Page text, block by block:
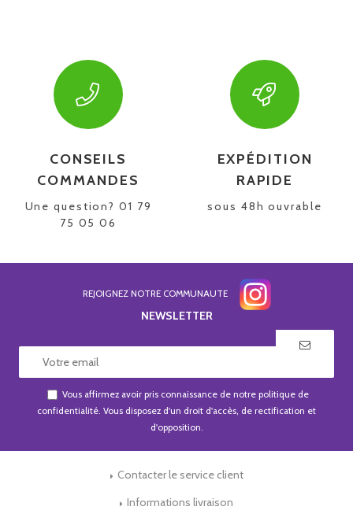
CONSEILS
COMMANDES
Une question? 01 79
75 05 06
EXPÉDITION
RAPIDE
sous 48h ouvrable
REJOIGNEZ NOTRE COMMUNAUTE
NEWSLETTER
Vous affirmez avoir pris connaissance de notre politique de
confidentialité. Vous disposez d'un droit d'accès, de rectification et
d'opposition.
Contacter le service client
Informations livraison